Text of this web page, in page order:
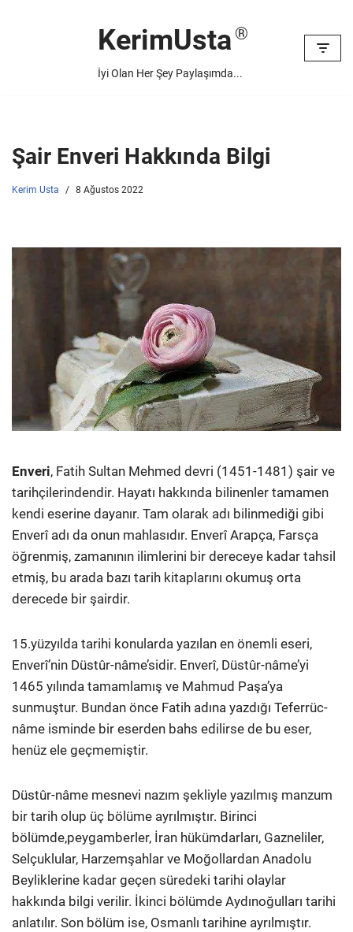
KerimUsta
İyi Olan Her Şey Paylaşımda...
Şair Enveri Hakkında Bilgi
Kerim Usta 8 Ağustos 2022
Enveri, Fatih Sultan Mehmed devri (1451-1481) şair ve
tarihçilerindendir. Hayatı hakkında bilinenler tamamen
kendi eserine dayanır. Tam olarak adı bilinmediği gibi
Enverî adı da onun mahlasıdır. Enverî Arapça, Farsça
öğrenmiş, zamanının ilimlerini bir dereceye kadar tahsil
etmiş, bu arada bazı tarih kitaplarını okumuş orta
derecede bir şairdir.
15.yüzyılda tarihi konularda yazılan en önemli eseri,
Enverî’nin Düstûr-nâme’sidir. Enverî, Düstûr-nâme’yi
1465 yılında tamamlamış ve Mahmud Paşa’ya
sunmuştur. Bundan önce Fatih adına yazdığı Teferrüc-
nâme isminde bir eserden bahs edilirse de bu eser,
henüz ele geçmemiştir.
Düstûr-nâme mesnevi nazım şekliyle yazılmış manzum
bir tarih olup üç bölüme ayrılmıştır. Birinci
bölümde,peygamberler, İran hükümdarları, Gazneliler,
Selçuklular, Harzemşahlar ve Moğollardan Anadolu
Beyliklerine kadar geçen süredeki tarihi olaylar
hakkında bilgi verilir. İkinci bölümde Aydınoğulları tarihi
anlatılır. Son bölüm ise, Osmanlı tarihine ayrılmıştır.